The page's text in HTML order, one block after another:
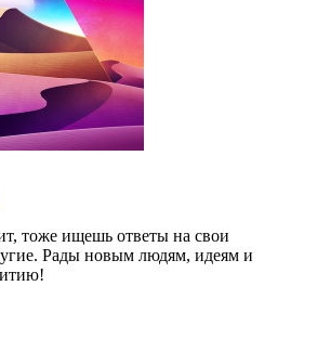
тоже ищешь ответы на свои
Рады новым людям, идеям и